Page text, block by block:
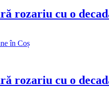
rozariu cu o
în Coș
rozariu cu o